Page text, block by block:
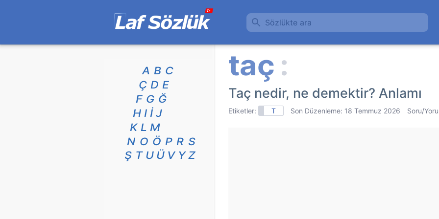
Sözlükte ara
Taç nedir, ne demektir? Anlamı
Etiketler: T Son Düzenleme: 18 Temmuz 2026 Soru/
A B C
Ç D E
F G Ğ
H I İ J
K L M
N O Ö P R S
Ş T U Ü V Y Z